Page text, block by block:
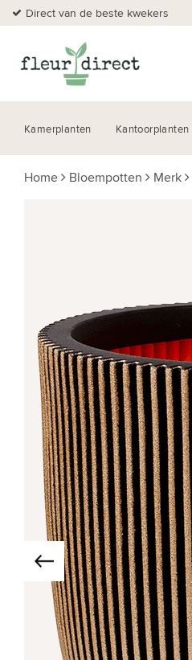
Direct van de beste kwekers
Kamerplanten Kantoorplanten
Home Bloempotten Merk